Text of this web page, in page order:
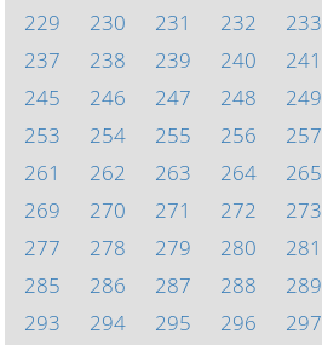
229
230 231 232 233
237
238 239 240 241
245
246 247 248 249
253
254 255 256 257
261
262 263 264 265
269
270 271 272 273
277
278 279 280 281
285
286 287 288 289
293
294 295 296 297